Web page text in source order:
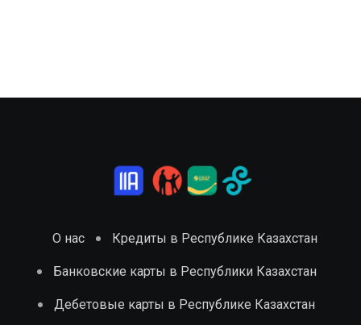
О нас Кредиты в Республике Казахстан
Банковские карты в Республики Казахстан
Дебетовые карты в Республике Казахстан